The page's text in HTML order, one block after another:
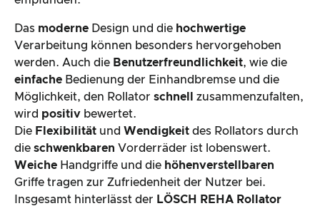
Das moderne Design und die hochwertige
Verarbeitung können besonders hervorgehoben
werden. Auch die Benutzerfreundlichkeit, wie die
einfache Bedienung der Einhandbremse und die
Möglichkeit, den Rollator schnell
zusammenzufalten,
wird positiv bewertet.
Die Flexibilität und Wendigkeit des Rollators durch
die schwenkbaren Vorderräder ist lobenswert.
Weiche Handgriffe und die höhenverstellbaren
Griffe tragen zur Zufriedenheit der Nutzer bei.
Insgesamt hinterlässt der LÖSCH REHA Rollator